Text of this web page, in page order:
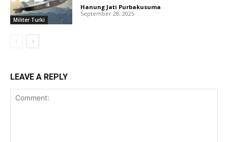
Militer Turki
Hanung Jati Purbakusuma -
September 28, 2025
LEAVE A REPLY